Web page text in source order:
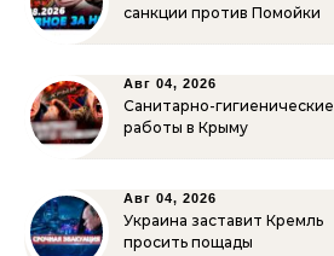
санкции против Помойки
Авг 04, 2026
Санитарно-гигиенические
работы в Крыму
Авг 04, 2026
Украина заставит Кремль
просить пощады